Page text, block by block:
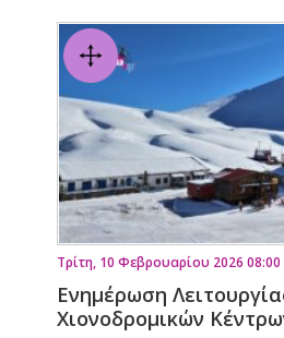
Τρίτη, 10 Φεβρουαρίου 2026 08:00
Ενημέρωση
Χιονοδρομικών